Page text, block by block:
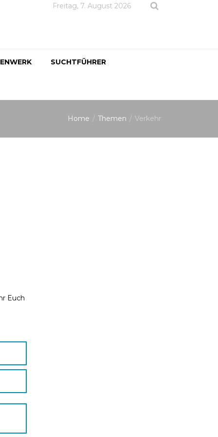
Freitag, 7. August 2026
SUCHTFÜHRER
Home Themen Verkehr
Euch